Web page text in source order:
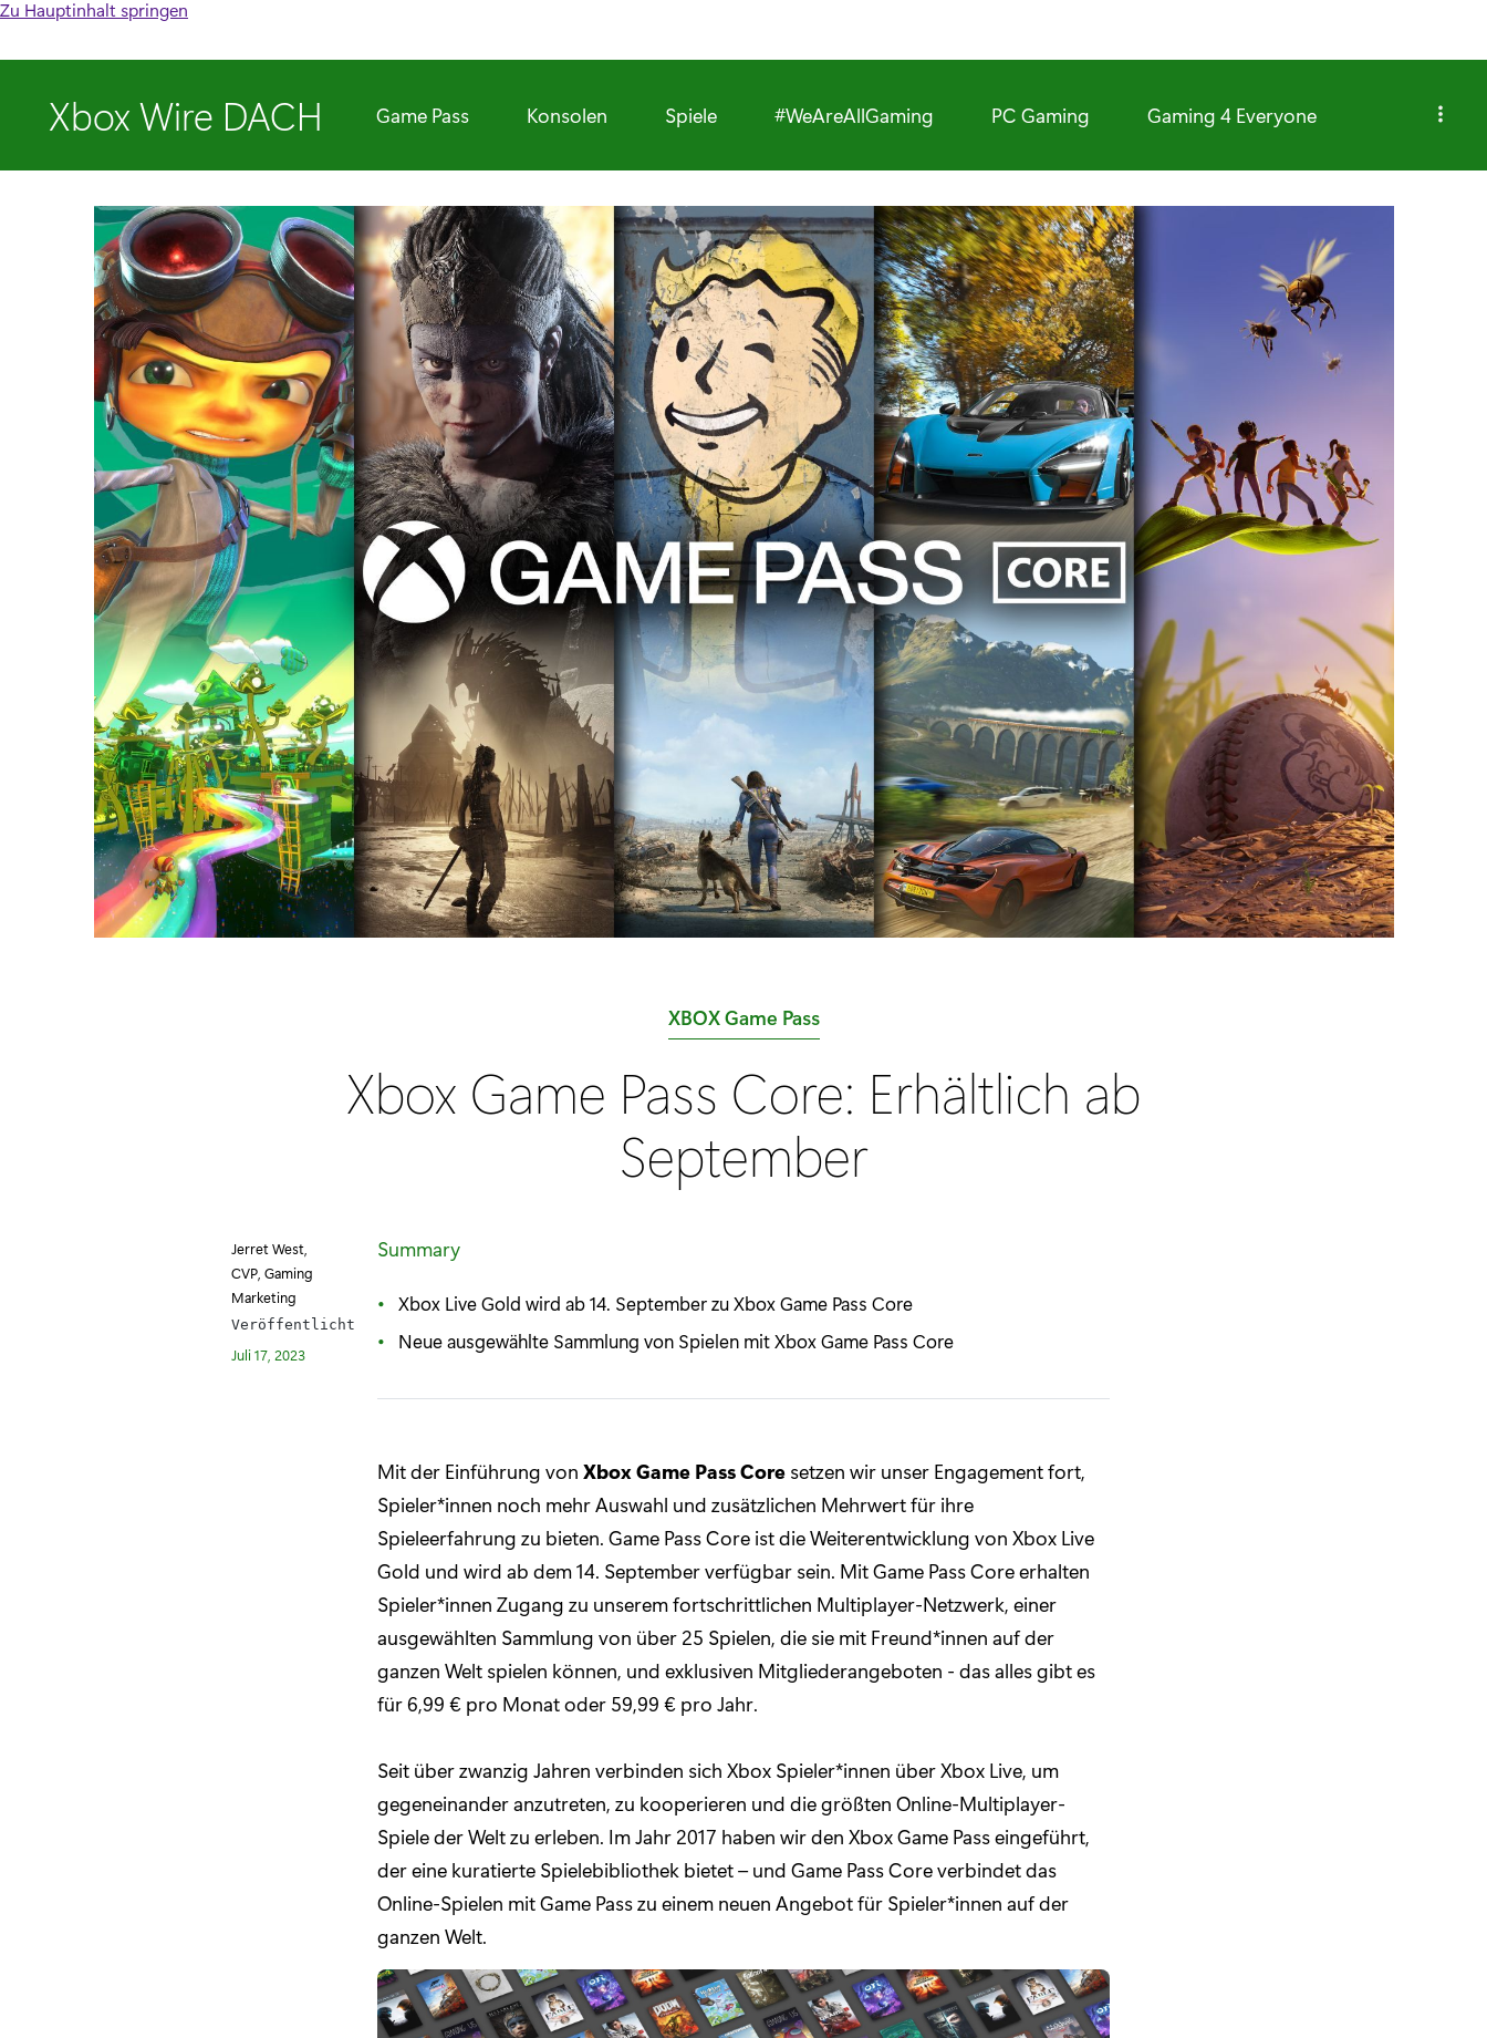
Zu Hauptinhalt springen
Xbox Wire DACH Game Pass Konsolen Spiele #WeAreAllGaming PC Gaming Gaming 4 Everyone
K
e
g
o
:
XBOX Game Pass
Xbox Game Pass Core: Erhältlich ab
September
Jerret West,
CVP, Gaming
Marketing
Veröffentlicht
Juli 17, 2023
Summary
Xbox Live Gold wird ab 14. September zu Xbox Game Pass Core
Neue ausgewählte Sammlung von Spielen mit Xbox Game Pass Core
Mit der Einführung von Xbox Game Pass Core setzen wir unser Engagement fort,
Spieler*innen noch mehr Auswahl und zusätzlichen Mehrwert für ihre
Spieleerfahrung zu bieten. Game Pass Core ist die Weiterentwicklung von Xbox Live
Gold und wird ab dem 14. September verfügbar sein. Mit Game Pass Core erhalten
Spieler*innen Zugang zu unserem fortschrittlichen Multiplayer-Netzwerk, einer
ausgewählten Sammlung von über 25 Spielen, die sie mit Freund*innen auf der
ganzen Welt spielen können, und exklusiven Mitgliederangeboten - das alles gibt es
für 6,99 € pro Monat oder 59,99 € pro Jahr.
Seit über zwanzig Jahren verbinden sich Xbox Spieler*innen über Xbox Live, um
gegeneinander anzutreten, zu kooperieren und die größten Online-Multiplayer-
Spiele der Welt zu erleben. Im Jahr 2017 haben wir den Xbox Game Pass eingeführt,
der eine kuratierte Spielebibliothek bietet – und Game Pass Core verbindet das
Online-Spielen mit Game Pass zu einem neuen Angebot für Spieler*innen auf der
ganzen Welt.